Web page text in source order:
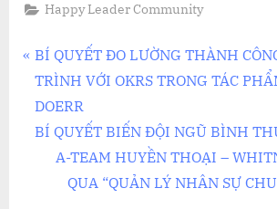
Happy Leader Community
Điều
hướng
bài
viết
P
r
e
v
BÍ QUYẾT ĐO LƯỜNG THÀNH
TRÌNH VỚI OKRS TRONG TÁC
DOERR
N
BÍ QUYẾT BIẾN ĐỘI NGŨ BÌNH
A-TEAM HUYỀN THOẠI –
QUA “QUẢN LÝ NHÂN SỰ